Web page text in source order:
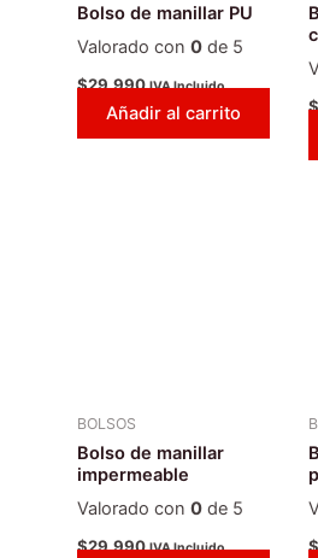
Bolso de manillar PU
Valorado con 0de 5
$29.990 IVA Incluido
Añadir al carrito $
BOLSOS
Bolso de manillar
impermeable
Valorado con 0de 5
$29.990 IVA Incluido $